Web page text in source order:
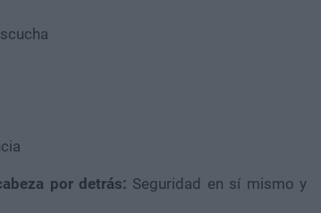
por detrás: Seguridad en sí mismo y